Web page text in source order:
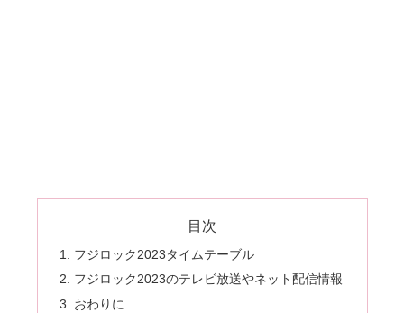
目次
フジロック2023タイムテーブル
フジロック2023のテレビ放送やネット配信情報
おわりに